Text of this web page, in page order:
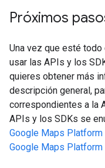
Próximos
Una vez que esté
usar las APIs y los
quieres obtener más
descripción general,
correspondientes a la
APIs y los SDKs se
Google Maps
Google Maps